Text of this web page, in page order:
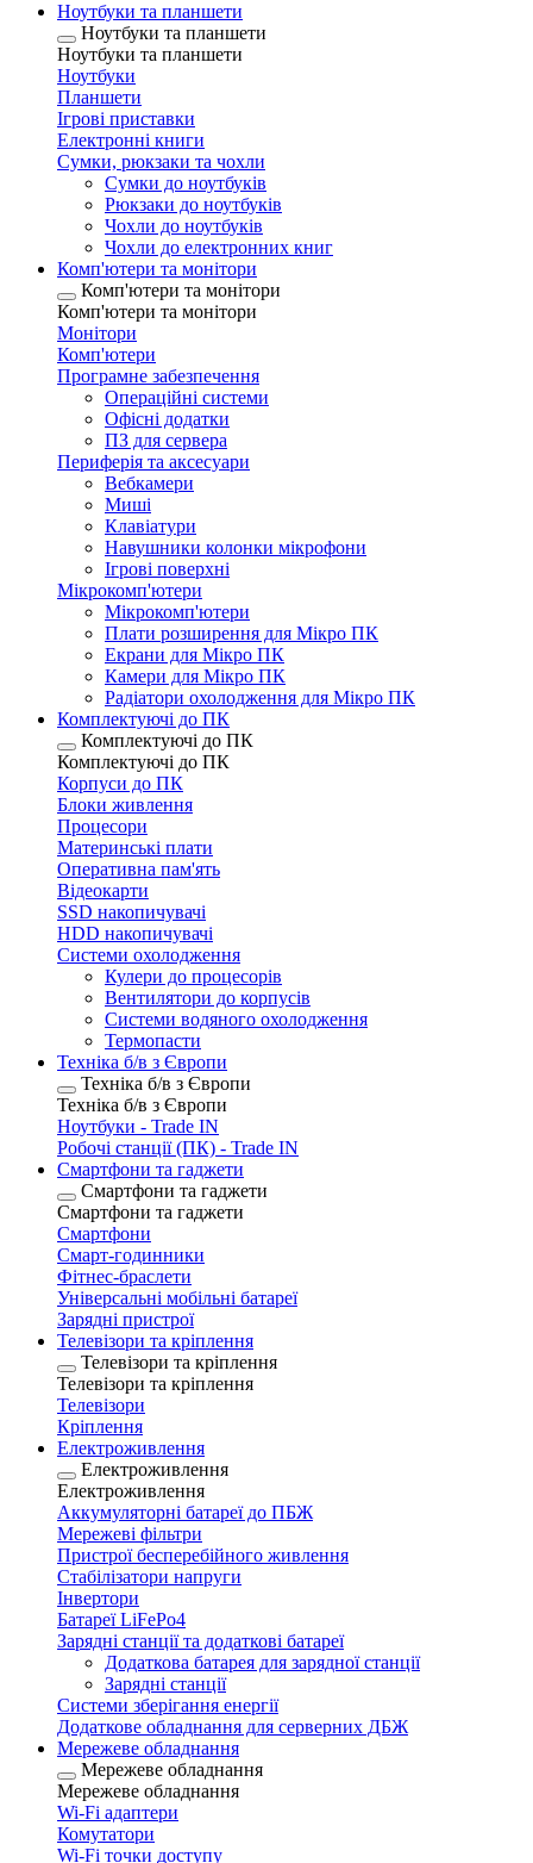
Ноутбуки та планшети
Ноутбуки та планшети
Ноутбуки та планшети
Ноутбуки
Планшети
Ігрові приставки
Електронні книги
Сумки, рюкзаки та чохли
Сумки до ноутбуків
Рюкзаки до ноутбуків
Чохли до ноутбуків
Чохли до електронних книг
Комп'ютери та монітори
Комп'ютери та монітори
Комп'ютери та монітори
Монітори
Комп'ютери
Програмне забезпечення
Операційні системи
Офісні додатки
ПЗ для сервера
Периферія та аксесуари
Вебкамери
Миші
Клавіатури
Навушники колонки мікрофони
Ігрові поверхні
Мікрокомп'ютери
Мікрокомп'ютери
Плати розширення для Мікро ПК
Екрани для Мікро ПК
Камери для Мікро ПК
Радіатори охолодження для Мікро ПК
Комплектуючі до ПК
Комплектуючі до ПК
Комплектуючі до ПК
Корпуси до ПК
Блоки живлення
Процесори
Материнські плати
Оперативна пам'ять
Відеокарти
SSD накопичувачі
HDD накопичувачі
Системи охолодження
Кулери до процесорів
Вентилятори до корпусів
Системи водяного охолодження
Термопасти
Техніка б/в з Європи
Техніка б/в з Європи
Техніка б/в з Європи
Ноутбуки - Trade IN
Робочі станції (ПК) - Trade IN
Смартфони та гаджети
Смартфони та гаджети
Смартфони та гаджети
Смартфони
Смарт-годинники
Фітнес-браслети
Універсальні мобільні батареї
Зарядні пристрої
Телевізори та кріплення
Телевізори та кріплення
Телевізори та кріплення
Телевізори
Кріплення
Електроживлення
Електроживлення
Електроживлення
Аккумуляторні батареї до ПБЖ
Мережеві фільтри
Пристрої бесперебійного живлення
Стабілізатори напруги
Інвертори
Батареї LiFePo4
Зарядні станції та додаткові батареї
Додаткова батарея для зарядної станції
Зарядні станції
Системи зберігання енергії
Додаткове обладнання для серверних ДБЖ
Мережеве обладнання
Мережеве обладнання
Мережеве обладнання
Wi-Fi адаптери
Комутатори
Wi-Fi точки доступу